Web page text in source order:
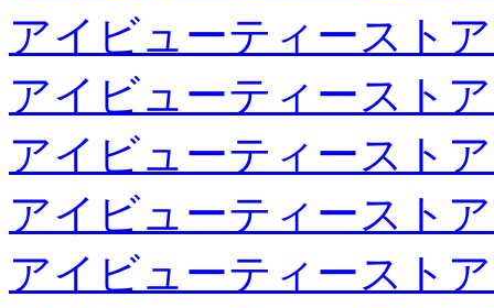
アイビューティースト
アイビューティースト
アイビューティースト
アイビューティースト
アイビューティースト